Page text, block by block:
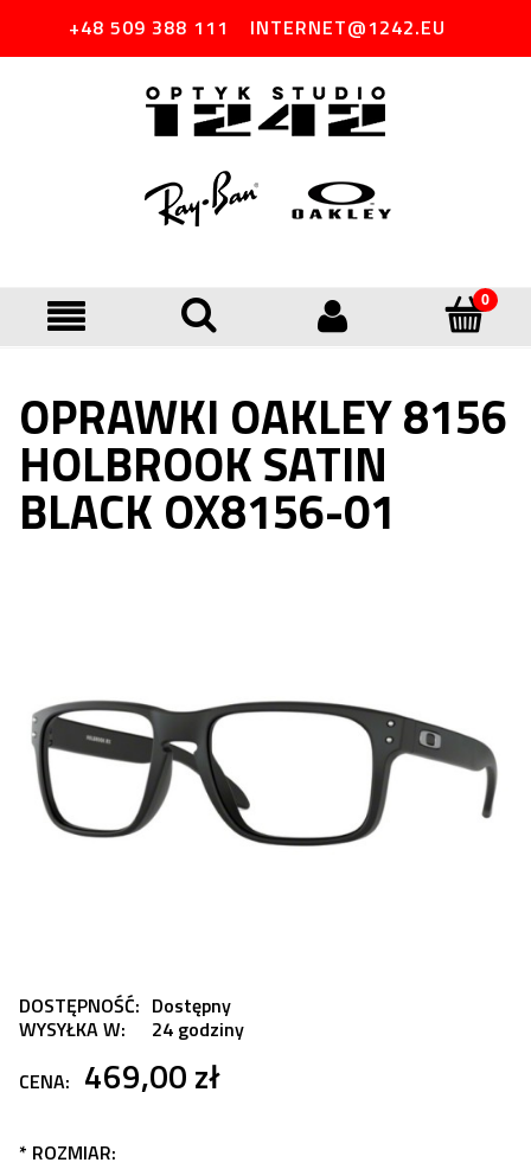
+48 509 388 111 INTERNET@1242.EU
OPRAWKI OAKLEY 8156
HOLBROOK SATIN
BLACK OX8156-01
DOSTĘPNOŚĆ: Dostępny
WYSYŁKA W:
24 godziny
CENA: 469,00 zł
* ROZMIAR: